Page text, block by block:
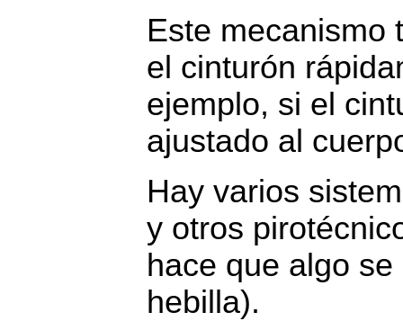
Este mecanismo
el cinturón
ejemplo, si el
ajustado al
Hay varios
y otros
hace que algo
hebilla).